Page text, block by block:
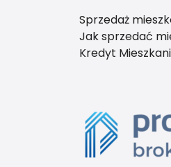
Sprzedaż
Jak sprzedać
Kredyt